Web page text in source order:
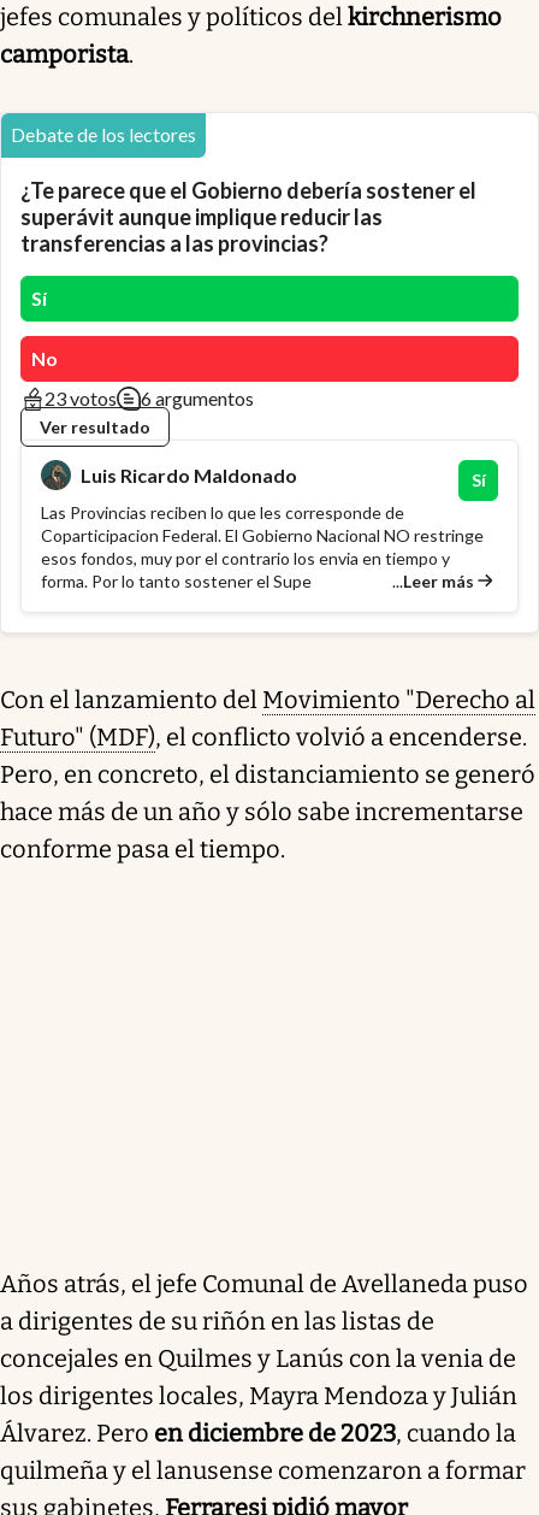
jefes comunales y políticos delkirchnerismo
camporista.
Debate de los lectores
¿Te parece que el Gobierno debería sostener el
superávit aunque implique reducir las
transferencias a las provincias?
Sí
No
23 votos
6 argumentos
Ver resultado
Luis Ricardo Maldonado
Sí
Las Provincias reciben lo que les corresponde de
Coparticipacion Federal. El Gobierno Nacional NO restringe
esos fondos, muy por el contrario los envia en tiempo y
forma. Por lo tanto sostener el Supe
...Leer más
Con el lanzamiento del Movimiento "Derecho al
Futuro" (MDF), el conflicto volvió a encenderse.
Pero, en concreto, el distanciamiento se generó
hace más de un año y sólo sabe incrementarse
conforme pasa el tiempo.
Años atrás, el jefe Comunal de Avellaneda puso
a dirigentes de su riñón en las listas de
concejales en Quilmes y Lanús con la venia de
los dirigentes locales, Mayra Mendoza y Julián
Álvarez. Pero en diciembre de 2023, cuando la
quilmeña y el lanusense comenzaron a formar
sus gabinetes, Ferraresi pidió mayor